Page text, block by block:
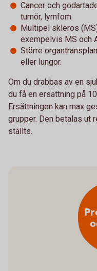
Cancer och
tumör, lymfom
Multipel skleros
exempelvis MS och
Större
eller lungor.
Om du drabbas av en
du få en ersättning på
Ersättningen kan max
grupper. Den betalas ut
ställts.